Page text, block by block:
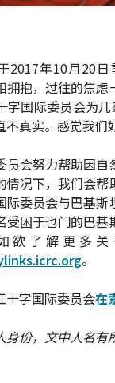
2017年10月20
拥抱，过往的焦
字国际委员会为
不真实。感觉我们
员会努力帮助因自
情况下，我们会
际委员会与巴基
受困于也门的巴
欲了解更多
。
十字国际委员会在
份，文中人名有